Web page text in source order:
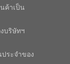
ค้าเป็น
บริษัทฯ
ระจำของ